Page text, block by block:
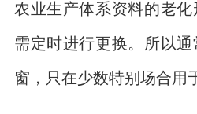
农业生产体系资料的老化
需定时进行更换。所以
窗，只在少数特别场合用